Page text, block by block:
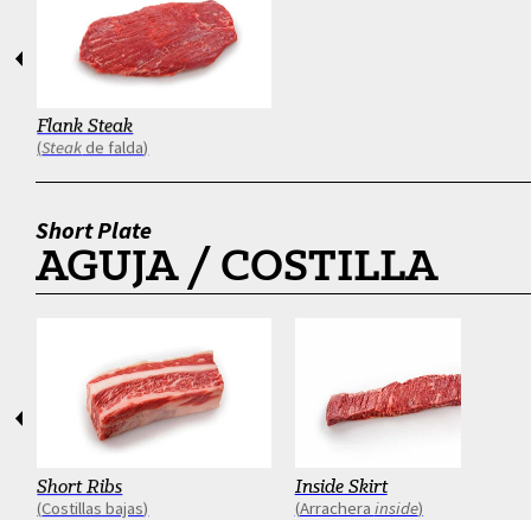
Flank Steak
Steakde falda
Anterior
Short Plate
AGUJA / COSTILLA
Short Ribs
Costillas bajas
Inside Skirt
Arrachera inside
Anterior